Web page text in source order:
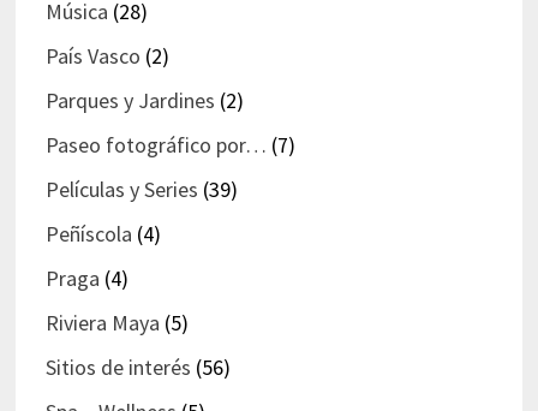
Música (28)
País Vasco (2)
Parques y Jardines (2)
Paseo fotográfico por… (7)
Películas y Series (39)
Peñíscola (4)
Praga (4)
Riviera Maya (5)
Sitios de interés (56)